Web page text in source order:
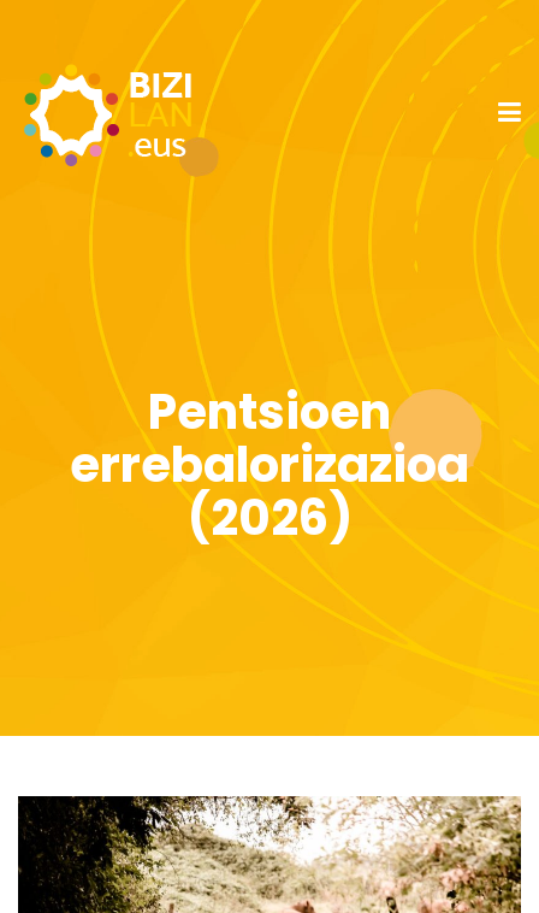
Pentsioen
errebalorizazioa
(2026)